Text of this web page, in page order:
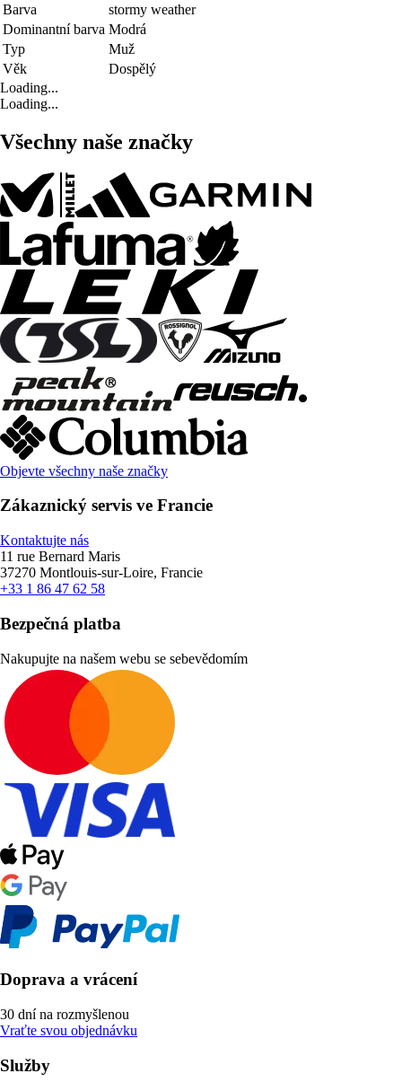
Barva
stormy weather
Dominantní barva Modrá
Typ
Muž
Věk
Dospělý
Loading...
Loading...
Všechny naše značky
Objevte všechny naše značky
Zákaznický servis ve Francie
Kontaktujte nás
11 rue Bernard Maris
37270 Montlouis-sur-Loire, Francie
+33 1 86 47 62 58
Bezpečná platba
Nakupujte na našem webu se sebevědomím
Doprava a vrácení
30 dní na rozmyšlenou
Vraťte svou objednávku
Služby